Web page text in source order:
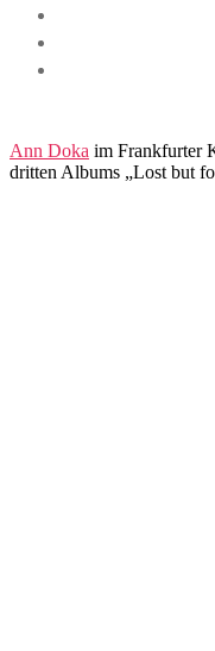
Ann Doka im Frankfurter
dritten Albums „Lost but